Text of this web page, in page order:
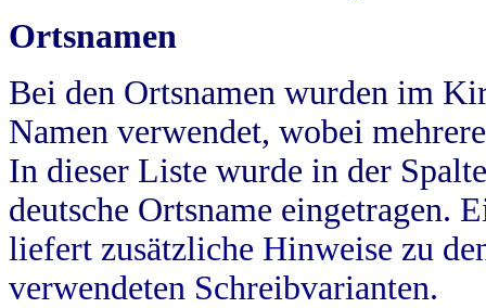
Ortsnamen
Bei den Ortsnamen wurden im
Namen verwendet, wobei
In dieser Liste wurde in der
deutsche Ortsname eingetragen.
liefert zusätzliche Hinweise zu
verwendeten Schreibvarianten.